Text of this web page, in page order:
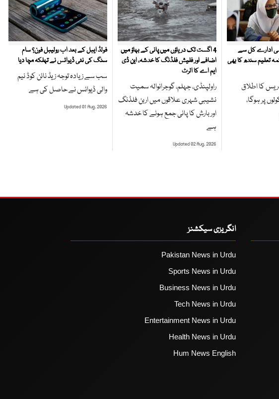
ادارے کل سے
تعلیم سندھ کا بھی
6 روز تدریس کا اطلاق
پر ہوگا،
4 اگست تک دریاؤں میں پانی کے بہاؤ میں
اضافے اور فلیش فلڈنگ کا خدشہ، این ڈی
ایم اے کا الرٹ
راولپنڈی، جہلم، گوجرانوالہ سمیت
نشیبی شہری علاقوں میں اربن فلڈنگ
اور بارش کا پانی جمع ہونے کا خدشہ
ہے
Updated 02 Aug, 2026
فولڈ ایبل کے بعد اب رولیبل فون؟ سام
سنگ کی نئی ڈیوائس نے تہلکہ مچا دیا
سب سے زیادہ توجہ زیڈ نائن کوڈ نیم
والی ڈیوائس نے حاصل کی ہے
Updated 01 Aug, 2026
انگریزی سیکشنز
Pakistan News in Urdu
Sports News in Urdu
Business News in Urdu
Tech News in Urdu
Entertainment News in Urdu
Health News in Urdu
Hum News English